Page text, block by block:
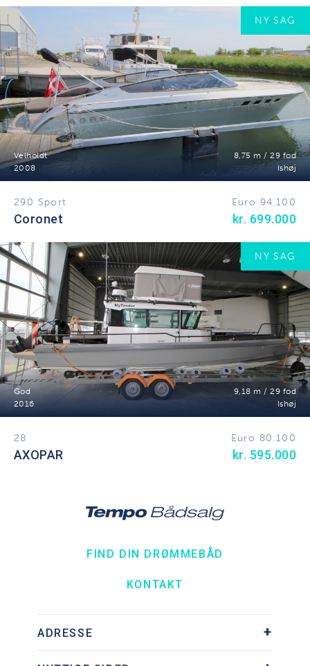
NY SAG
Velholdt
8,75 m / 29 fod
2008
Ishøj
290 Sport Euro 94.100
Coronet kr. 699.000
NY SAG
God
9,18 m / 29 fod
2016
Ishøj
28 Euro 80.100
AXOPAR kr. 595.000
FIND DIN DRØMMEBÅD
KONTAKT
ADRESSE